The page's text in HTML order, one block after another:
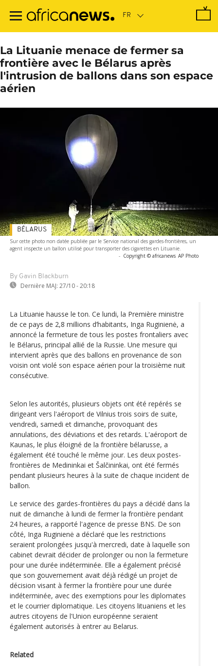
contenu
La Lituanie menace de fermer sa
frontière avec le Bélarus après
l'intrusion de ballons dans son espace
aérien
Sur cette photo non datée publiée par le Service national des gardes-frontières, un
agent inspecte un ballon utilisé pour transporter des cigarettes en Lituanie.
- Copyright © africanews AP Photo
By Gavin Blackburn
Dernière MAJ: 27/10 - 20:18
BÉLARUS
La Lituanie hausse le ton. Ce lundi, la Première ministre
de ce pays de 2,8 millions d’habitants, Inga Ruginienė, a
annoncé la fermeture de tous les postes frontaliers avec
le Bélarus, principal allié de la Russie. Une mesure qui
intervient après que des ballons en provenance de son
voisin ont violé son espace aérien pour la troisième nuit
consécutive.
Selon les autorités, plusieurs objets ont été repérés se
dirigeant vers l'aéroport de Vilnius trois soirs de suite,
vendredi, samedi et dimanche, provoquant des
annulations, des déviations et des retards. L'aéroport de
Kaunas, le plus éloigné de la frontière bélarusse, a
également été touché le même jour. Les deux postes-
frontières de Medininkai et Šalčininkai, ont été fermés
pendant plusieurs heures à la suite de chaque incident de
ballon.
Le service des gardes-frontières du pays a décidé dans la
nuit de dimanche à lundi de fermer la frontière pendant
24 heures, a rapporté l'agence de presse BNS. De son
côté, Inga Ruginienė a déclaré que les restrictions
seraient prolongées jusqu'à mercredi, date à laquelle son
cabinet devrait décider de prolonger ou non la fermeture
pour une durée indéterminée. Elle a également précisé
que son gouvernement avait déjà rédigé un projet de
décision visant à fermer la frontière pour une durée
indéterminée, avec des exemptions pour les diplomates
et le courrier diplomatique. Les citoyens lituaniens et les
autres citoyens de l'Union européenne seraient
également autorisés à entrer au Belarus.
Related